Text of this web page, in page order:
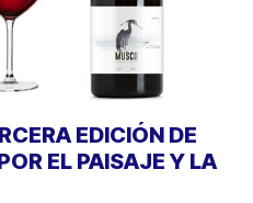
EDICIÓN DE
EL PAISAJE Y LA